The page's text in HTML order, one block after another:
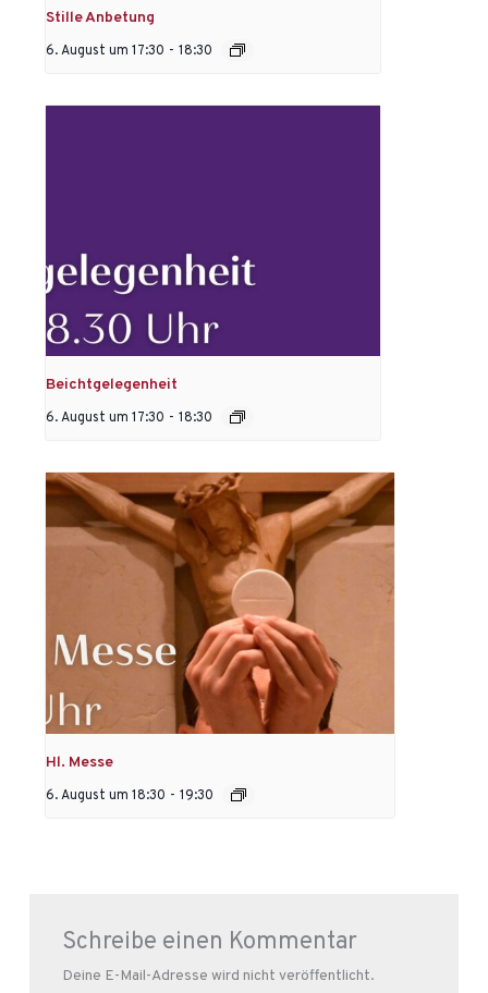
Stille Anbetung
6. August um 17:30 - 18:30
Beichtgelegenheit
6. August um 17:30 - 18:30
Hl. Messe
6. August um 18:30 - 19:30
Schreibe einen Kommentar
Deine E-Mail-Adresse wird nicht veröffentlicht.